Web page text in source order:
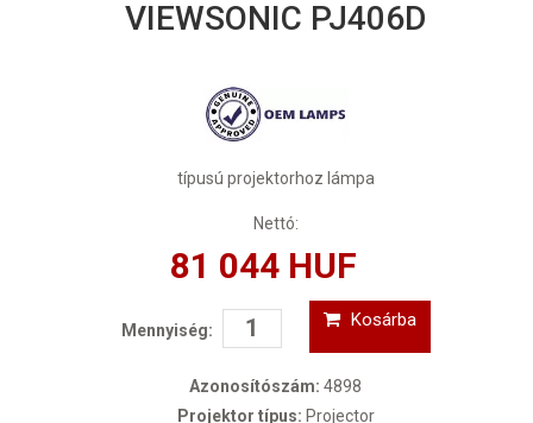
VIEWSONIC PJ406D
típusú projektorhoz lámpa
Nettó:
81 044 HUF
Mennyiség:
Kosárba
Azonosítószám: 4898
Projektor típus: Projector